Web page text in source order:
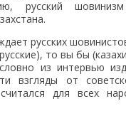
русский
русских
то вы бы
из интервью
взгляды от
для всех